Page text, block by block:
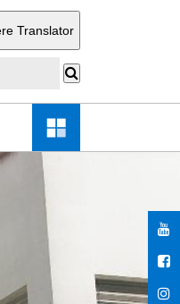
Translator
Schnellzugriff-
Menü